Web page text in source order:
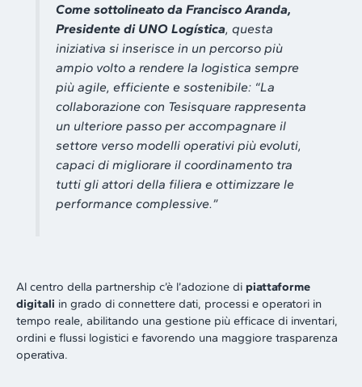
Come sottolineato da Francisco Aranda,
Presidente di UNO Logística, questa
iniziativa si inserisce in un percorso più
ampio volto a rendere la logistica sempre
più agile, efficiente e sostenibile: “La
collaborazione con Tesisquare rappresenta
un ulteriore passo per accompagnare il
settore verso modelli operativi più evoluti,
capaci di migliorare il coordinamento tra
tutti gli attori della filiera e ottimizzare le
performance complessive.”
Al centro della partnership c’è l’adozione di piattaforme
digitali in grado di connettere dati, processi e operatori in
tempo reale, abilitando una gestione più efficace di inventari,
ordini e flussi logistici e favorendo una maggiore trasparenza
operativa.